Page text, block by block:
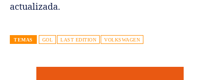
actualizada.
TEMAS GOL LAST EDITION VOLKSWAGEN